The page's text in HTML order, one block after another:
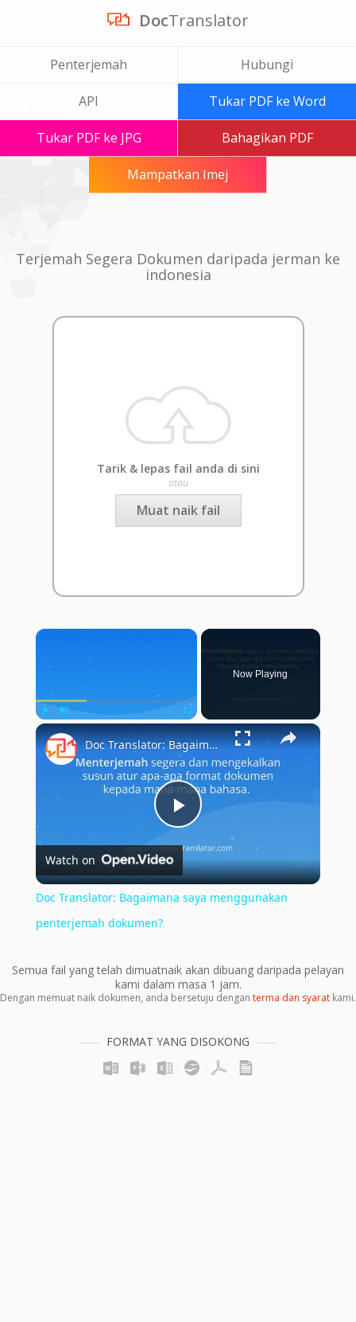
DocTranslator
Penterjemah Hubungi
API Tukar PDF ke Word
Tukar PDF ke JPG Bahagikan PDF
Mampatkan Imej
Terjemah Segera Dokumen daripada jerman ke
indonesia
Tarik & lepas fail anda di sini
atau
Muat naik fail
×
Play Unmute Fullscreen
Now Playing
×
Play
Video
Doc Translator: Bagaimana saya menggunakan penterjemah dokumen?
Watch on
Doc Translator: Bagaimana saya menggunakan
penterjemah dokumen?
Semua fail yang telah dimuatnaik akan dibuang daripada pelayan
kami dalam masa 1 jam.
Dengan memuat naik dokumen, anda bersetuju dengan terma dan syarat kami.
FORMAT YANG DISOKONG